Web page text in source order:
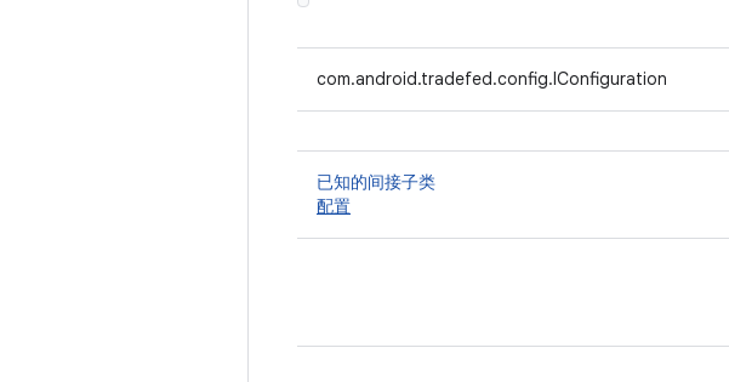
com.android.tradefed.config.IConfiguration
已知的间接子类
配置